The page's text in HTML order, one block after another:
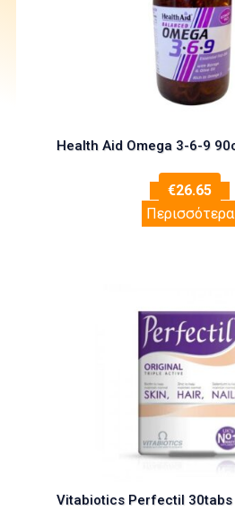
€26.65
Περισσότερα